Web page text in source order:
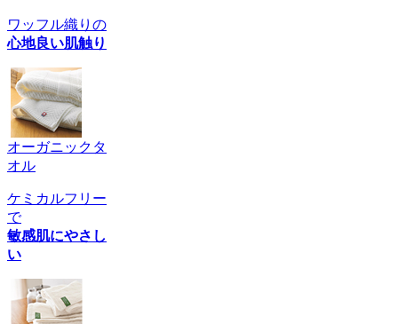
ワッフル織りの
心地良い肌触り
オーガニックタ
オル
ケミカルフリー
で
敏感肌にやさし
い